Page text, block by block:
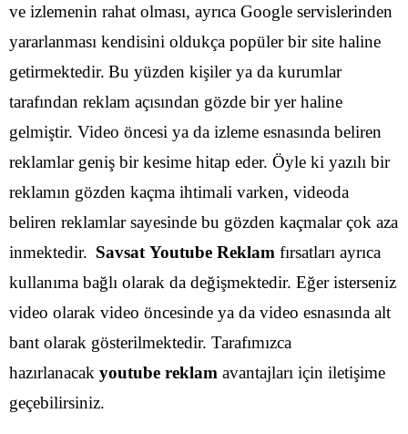
ve izlemenin rahat olması, ayrıca Google servislerinden
yararlanması kendisini oldukça popüler bir site haline
getirmektedir. Bu yüzden kişiler ya da kurumlar
tarafından reklam açısından gözde bir yer haline
gelmiştir. Video öncesi ya da izleme esnasında beliren
reklamlar geniş bir kesime hitap eder. Öyle ki yazılı bir
reklamın gözden kaçma ihtimali varken, videoda
beliren reklamlar sayesinde bu gözden kaçmalar çok aza
inmektedir. Savsat Youtube Reklam fırsatları ayrıca
kullanıma bağlı olarak da değişmektedir. Eğer isterseniz
video olarak video öncesinde ya da video esnasında alt
bant olarak gösterilmektedir. Tarafımızca
hazırlanacak youtube reklam avantajları için iletişime
geçebilirsiniz.